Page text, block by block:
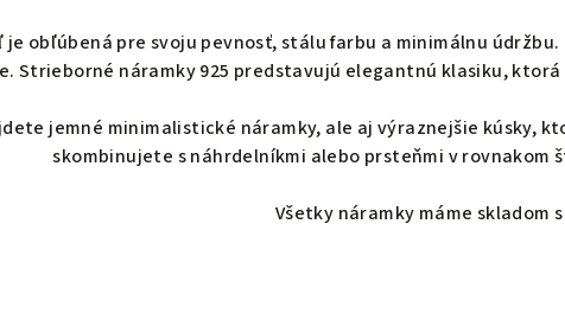
je obľúbená pre svoju pevnosť, stálu farbu a minimálnu
Strieborné náramky 925 predstavujú elegantnú klasiku,
jemné minimalistické náramky, ale aj výraznejšie kúsky,
skombinujete s náhrdelníkmi alebo prsteňmi v
Všetky náramky máme skladom